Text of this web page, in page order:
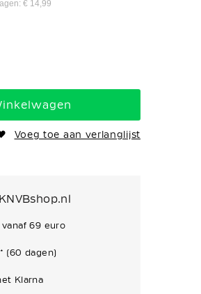
€ 14,99
Voeg toe aan verlanglijst
69 euro
(60 dagen)
Klarna